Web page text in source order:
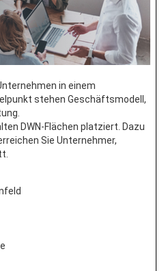
in einem
stehen Geschäftsmodell,
DWN-Flächen platziert. Dazu
Sie Unternehmer,